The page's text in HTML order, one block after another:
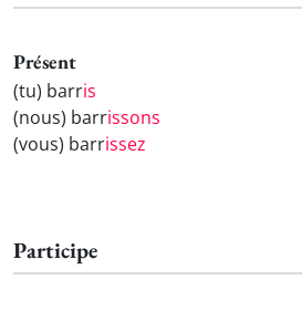
Présent
(tu) barris
(nous) barrissons
(vous) barrissez
Participe